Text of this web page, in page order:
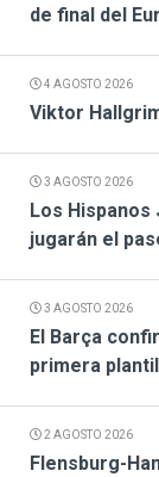
de final del
4 AGOSTO 2026
Viktor
3 AGOSTO 2026
Los Hispanos
jugarán el
3 AGOSTO 2026
El Barça
primera
2 AGOSTO 2026
Flensburg-